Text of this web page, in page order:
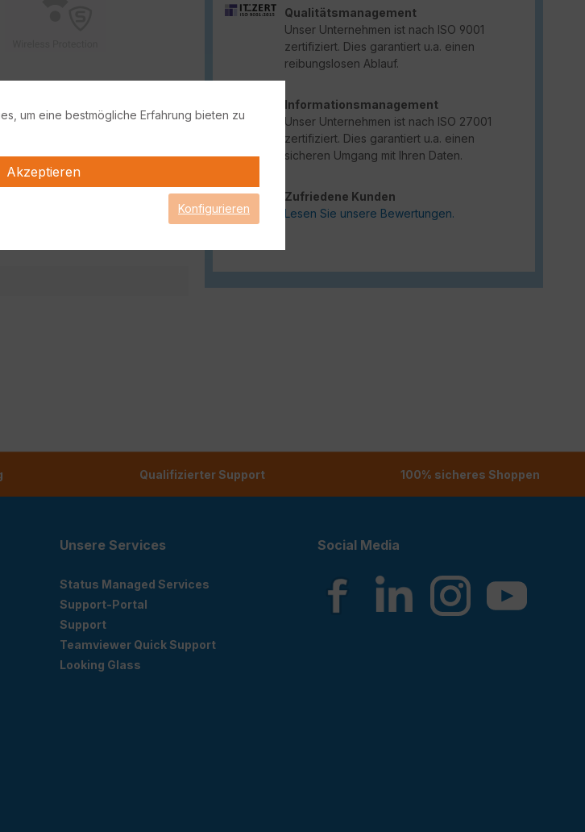
Qualitätsmanagement
Unser Unternehmen ist nach ISO 9001
zertifiziert. Dies garantiert u.a. einen
reibungslosen Ablauf.
Informationsmanagement
Unser Unternehmen ist nach ISO 27001
zertifiziert. Dies garantiert u.a. einen
sicheren Umgang mit Ihren Daten.
Zufriedene Kunden
Lesen Sie unsere Bewertungen.
Produktinformationen
Qualifizierter Support 100% sicheres Shoppen
Unsere Services
Status Managed Services
Support-Portal
Support
Teamviewer Quick Support
Looking Glass
Social Media
um eine bestmögliche Erfahrung bieten zu
Akzeptieren
Konfigurieren